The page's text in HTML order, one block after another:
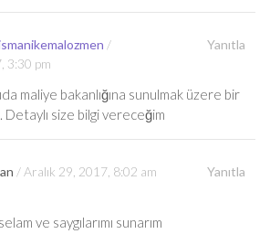
3:30 pm
maliye bakanlığına sunulmak üzere bir
Detaylı size bilgi vereceğim
Yanıtla
Aralık 29, 2017, 8:02 am
ve saygılarımı sunarım
Yanıtla